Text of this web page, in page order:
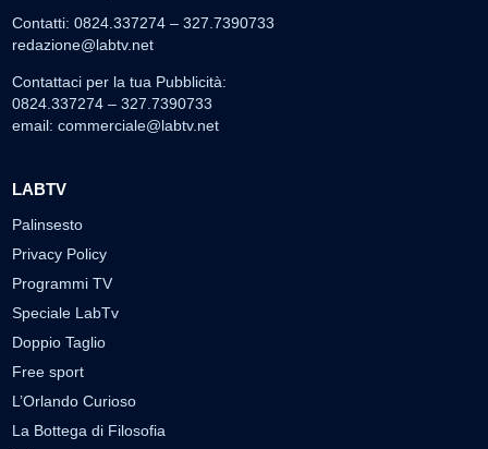
Contatti: 0824.337274 – 327.7390733
redazione@labtv.net
Contattaci per la tua Pubblicità:
0824.337274 – 327.7390733
email: commerciale@labtv.net
LABTV
Palinsesto
Privacy Policy
Programmi TV
Speciale LabTv
Doppio Taglio
Free sport
L’Orlando Curioso
La Bottega di Filosofia